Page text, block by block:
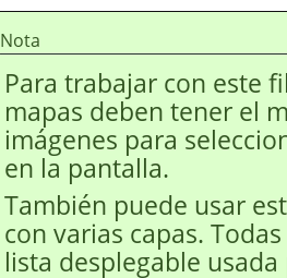
Nota
Para trabajar con este
mapas deben tener el
imágenes para
en la pantalla.
También puede usar
con varias capas.
lista desplegable